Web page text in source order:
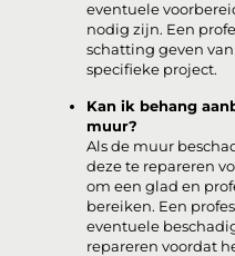
eventuele
nodig zijn. Een
schatting geven
specifieke project.
Kan ik behang
muur?
Als de muur
deze te repareren
om een glad en
bereiken. Een
eventuele
repareren voordat